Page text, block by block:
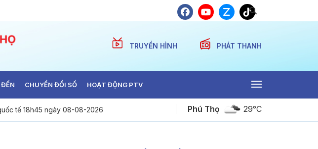
TRUYỀN HÌNH PHÁT THANH
CHUYỂN ĐỔI SỐ HOẠT ĐỘNG PTV
tế 18h45 ngày 08-08-2026 Dự báo thời tiết ngày 08-08-2026
Phú Thọ 29°C